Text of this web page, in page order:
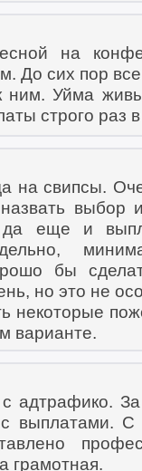
на
До сих пор
ним. Уйма
строго раз
на свипсы.
выбор
да еще и
бы
но это не
некоторые
варианте.
адтрафико.
выплатами. С
грамотная.